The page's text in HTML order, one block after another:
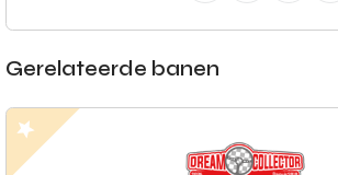
Gerelateerde banen